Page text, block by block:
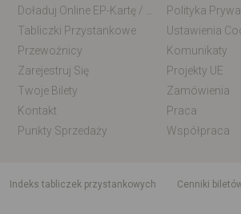
Polityka
Tabliczki Przystankowe
Ustawienia
Przewoźnicy
Komunikaty
Zarejestruj Się
Projekty UE
Twoje Bilety
Zamówienia
Kontakt
Praca
Punkty Sprzedaży
Współpraca
indeks tabliczek przystankowych
Cenniki